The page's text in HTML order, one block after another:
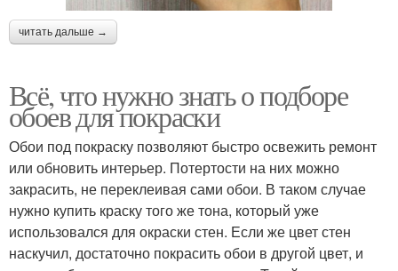
читать дальше →
Всё, что нужно знать о подборе
обоев для покраски
Обои под покраску позволяют быстро освежить ремонт
или обновить интерьер. Потертости на них можно
закрасить, не переклеивая сами обои. В таком случае
нужно купить краску того же тона, который уже
использовался для окраски стен. Если же цвет стен
наскучил, достаточно покрасить обои в другой цвет, и